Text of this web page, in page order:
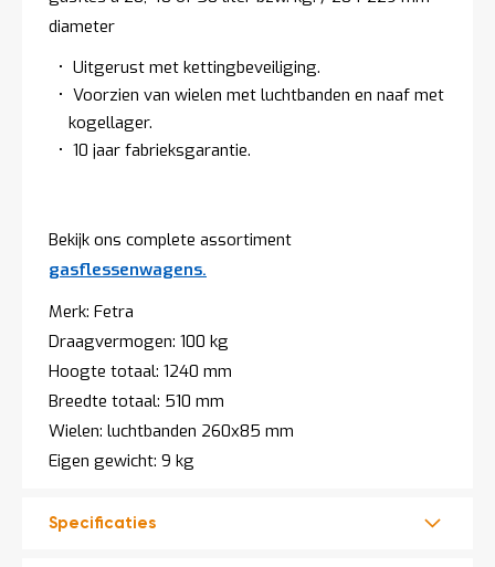
t
account
diameter
Uitgerust met kettingbeveiliging.
Voorzien van wielen met luchtbanden en naaf met
kogellager.
10 jaar fabrieksgarantie.
Bekijk ons complete assortiment
gasflessenwagens.
Merk: Fetra
Draagvermogen: 100 kg
Hoogte totaal: 1240 mm
Breedte totaal: 510 mm
Wielen: luchtbanden 260x85 mm
Eigen gewicht: 9 kg
Specificaties